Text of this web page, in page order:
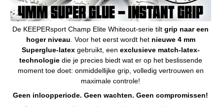
De KEEPERsport Champ Elite Whiteout-serie tilt grip naar een
hoger niveau . Voor het eerst wordt het nieuwe 4 mm
Superglue-latexgebruikt, een exclusieve match-latex-
technologiedie je precies biedt wat er op het beslissende
moment toe doet: onmiddellijke grip, volledig vertrouwen en
maximale controle!
Geen inloopperiode. Geen wachten. Geen compromissen!